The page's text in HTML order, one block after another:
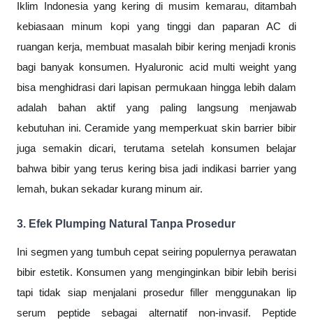
Iklim Indonesia yang kering di musim kemarau, ditambah
kebiasaan minum kopi yang tinggi dan paparan AC di
ruangan kerja, membuat masalah bibir kering menjadi kronis
bagi banyak konsumen. Hyaluronic acid multi weight yang
bisa menghidrasi dari lapisan permukaan hingga lebih dalam
adalah bahan aktif yang paling langsung menjawab
kebutuhan ini. Ceramide yang memperkuat skin barrier bibir
juga semakin dicari, terutama setelah konsumen belajar
bahwa bibir yang terus kering bisa jadi indikasi barrier yang
lemah, bukan sekadar kurang minum air.
3. Efek Plumping Natural Tanpa Prosedur
Ini segmen yang tumbuh cepat seiring populernya perawatan
bibir estetik. Konsumen yang menginginkan bibir lebih berisi
tapi tidak siap menjalani prosedur filler menggunakan lip
serum peptide sebagai alternatif non-invasif. Peptide